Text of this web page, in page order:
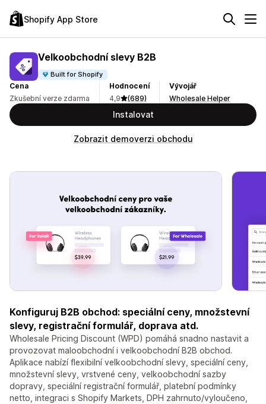
Shopify App Store
Velkoobchodní slevy B2B
Built for Shopify
Cena
Zkušební verze zdarma
Hodnocení
4,9
(689)
Vývojář
Wholesale Helper
Instalovat
Zobrazit demoverzi obchodu
Konfiguruj B2B obchod: speciální ceny, množstevní
slevy, registrační formulář, doprava atd.
Wholesale Pricing Discount (WPD) pomáhá snadno nastavit a
provozovat maloobchodní i velkoobchodní B2B obchod.
Aplikace nabízí flexibilní velkoobchodní slevy, speciální ceny,
množstevní slevy, vrstvené ceny, velkoobchodní sazby
dopravy, speciální registrační formulář, platební podmínky
netto, integraci s Shopify Markets, DPH zahrnuto/vyloučeno,